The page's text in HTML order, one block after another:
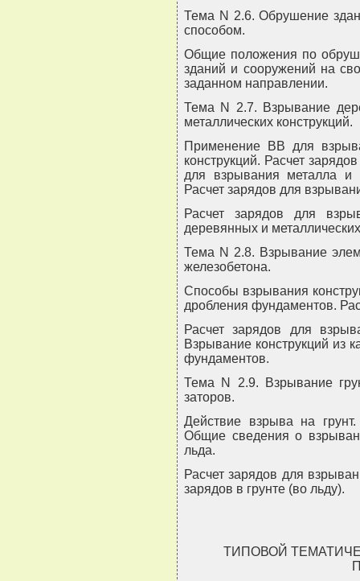
Тема N 2.6. Обрушение
способом.
Общие положения по
зданий и сооружений на
заданном направлении.
Тема N 2.7. Взрывание
металлических конструкций.
Применение ВВ для
конструкций. Расчет
для взрывания металла и
Расчет зарядов для
Расчет зарядов для
деревянных и
Тема N 2.8. Взрывание
железобетона.
Способы взрывания
дробления фундаментов.
Расчет зарядов для
Взрывание конструкций из
фундаментов.
Тема N 2.9. Взрывание
заторов.
Действие взрыва на
Общие сведения о
льда.
Расчет зарядов для
зарядов в грунте (во льду).
ТИПОВОЙ